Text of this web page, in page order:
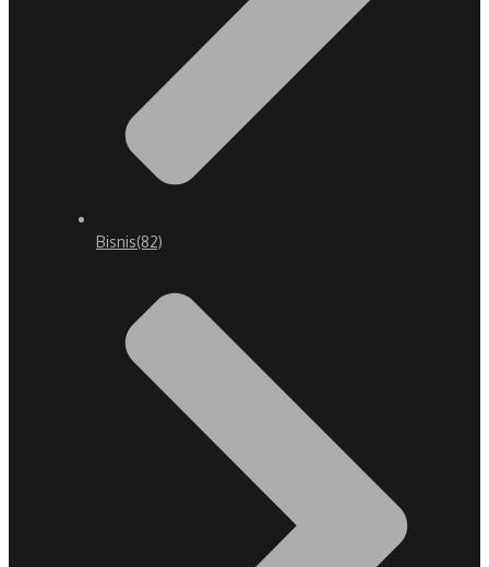
Bisnis(82)